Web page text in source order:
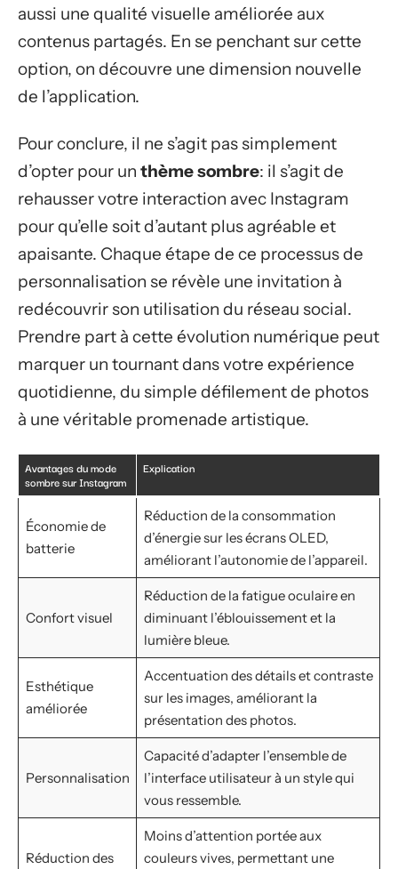
aussi une qualité visuelle améliorée aux
contenus partagés. En se penchant sur cette
option, on découvre une dimension nouvelle
de l’application.
Pour conclure, il ne s’agit pas simplement
d’opter pour un thème sombre: il s’agit de
rehausser votre interaction avec Instagram
pour qu’elle soit d’autant plus agréable et
apaisante. Chaque étape de ce processus de
personnalisation se révèle une invitation à
redécouvrir son utilisation du réseau social.
Prendre part à cette évolution numérique peut
marquer un tournant dans votre expérience
quotidienne, du simple défilement de photos
à une véritable promenade artistique.
Avantages du mode
sombre sur Instagram
Explication
Économie de
batterie
Réduction de la consommation
d’énergie sur les écrans OLED,
améliorant l’autonomie de l’appareil.
Confort visuel
Réduction de la fatigue oculaire en
diminuant l’éblouissement et la
lumière bleue.
Esthétique
améliorée
Accentuation des détails et contraste
sur les images, améliorant la
présentation des photos.
Personnalisation
Capacité d’adapter l’ensemble de
l’interface utilisateur à un style qui
vous ressemble.
Réduction des
Moins d’attention portée aux
couleurs vives, permettant une